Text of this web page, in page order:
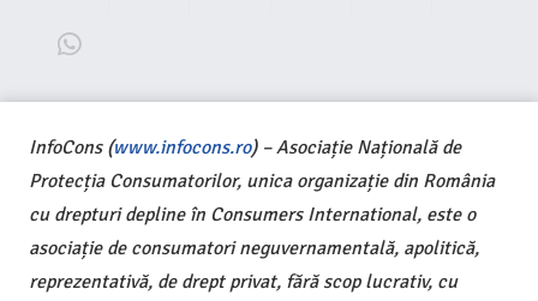
InfoCons (www.infocons.ro) – Asociație Națională de
Protecția Consumatorilor, unica organizație din România
cu drepturi depline în Consumers International, este o
asociație de consumatori neguvernamentală, apolitică,
reprezentativă, de drept privat, fără scop lucrativ, cu